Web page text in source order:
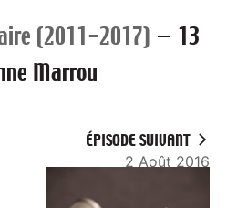
(2011-2017) — 13
Marrou
ÉPISODE SUIVANT
2 Août 2016